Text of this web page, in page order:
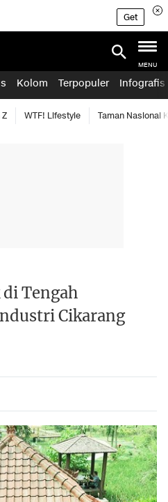
Get
MENU
Kolom Terpopuler Infografis
WTF! Lifestyle Taman Nasional
Tengah
Cikarang